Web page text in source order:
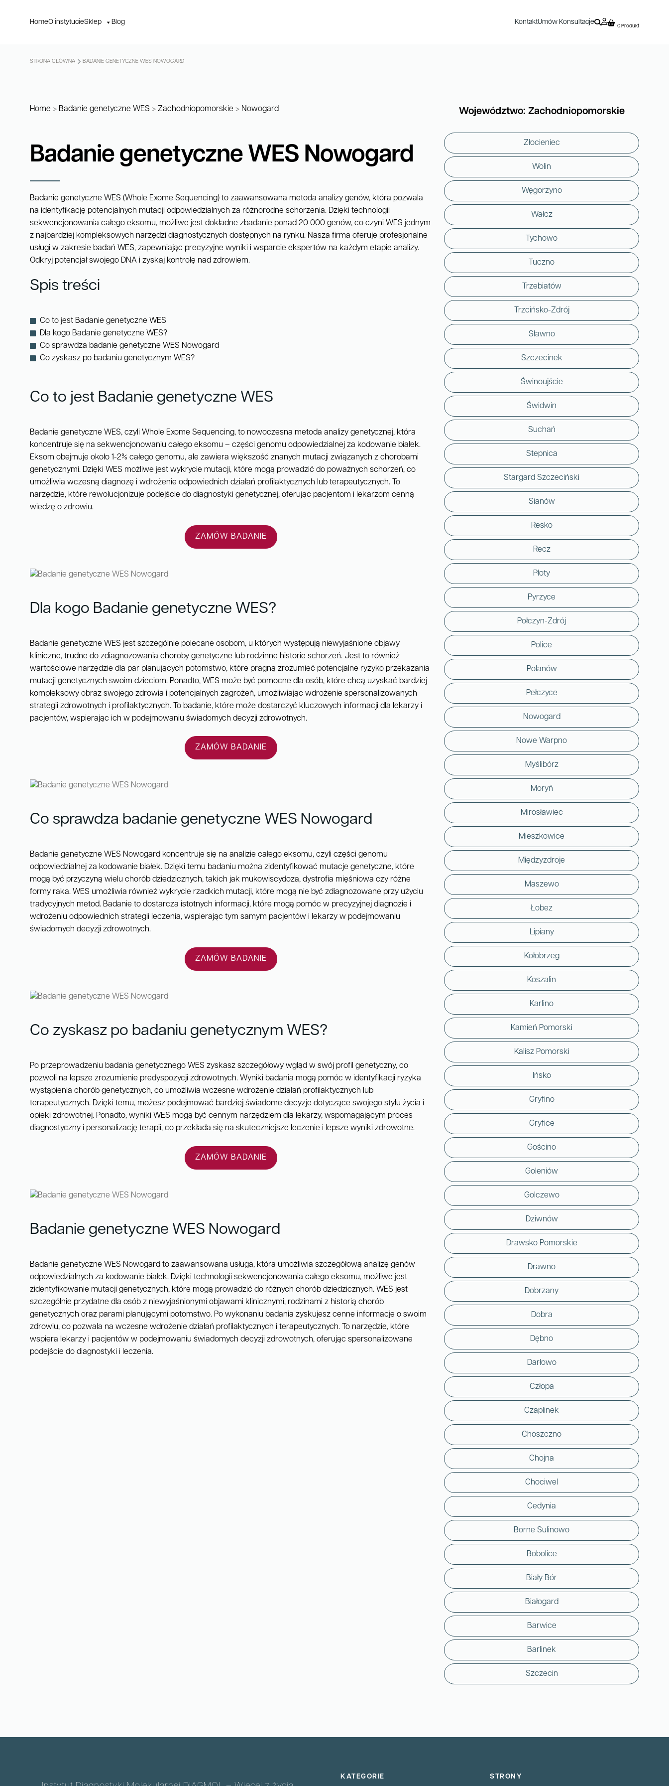
HomeO instytucieSklep Blog KontaktUmów Konsultacje
0 Produkt
STRONA GŁÓWNA BADANIE GENETYCZNE WES NOWOGARD
Home > Badanie genetyczne WES > Zachodniopomorskie > Nowogard
Badanie genetyczne WES Nowogard
Badanie genetyczne WES (Whole Exome Sequencing) to zaawansowana metoda analizy genów, która pozwala
na identyfikację potencjalnych mutacji odpowiedzialnych za różnorodne schorzenia. Dzięki technologii
sekwencjonowania całego eksomu, możliwe jest dokładne zbadanie ponad 20 000 genów, co czyni WES jednym
z najbardziej kompleksowych narzędzi diagnostycznych dostępnych na rynku. Nasza firma oferuje profesjonalne
usługi w zakresie badań WES, zapewniając precyzyjne wyniki i wsparcie ekspertów na każdym etapie analizy.
Odkryj potencjał swojego DNA i zyskaj kontrolę nad zdrowiem.
Spis treści
Co to jest Badanie genetyczne WES
Dla kogo Badanie genetyczne WES?
Co sprawdza badanie genetyczne WES Nowogard
Co zyskasz po badaniu genetycznym WES?
Co to jest Badanie genetyczne WES
Badanie genetyczne WES, czyli Whole Exome Sequencing, to nowoczesna metoda analizy genetycznej, która
koncentruje się na sekwencjonowaniu całego eksomu – części genomu odpowiedzialnej za kodowanie białek.
Eksom obejmuje około 1-2% całego genomu, ale zawiera większość znanych mutacji związanych z chorobami
genetycznymi. Dzięki WES możliwe jest wykrycie mutacji, które mogą prowadzić do poważnych schorzeń, co
umożliwia wczesną diagnozę i wdrożenie odpowiednich działań profilaktycznych lub terapeutycznych. To
narzędzie, które rewolucjonizuje podejście do diagnostyki genetycznej, oferując pacjentom i lekarzom cenną
wiedzę o zdrowiu.
ZAMÓW BADANIE
Dla kogo Badanie genetyczne WES?
Badanie genetyczne WES jest szczególnie polecane osobom, u których występują niewyjaśnione objawy
kliniczne, trudne do zdiagnozowania choroby genetyczne lub rodzinne historie schorzeń. Jest to również
wartościowe narzędzie dla par planujących potomstwo, które pragną zrozumieć potencjalne ryzyko przekazania
mutacji genetycznych swoim dzieciom. Ponadto, WES może być pomocne dla osób, które chcą uzyskać bardziej
kompleksowy obraz swojego zdrowia i potencjalnych zagrożeń, umożliwiając wdrożenie spersonalizowanych
strategii zdrowotnych i profilaktycznych. To badanie, które może dostarczyć kluczowych informacji dla lekarzy i
pacjentów, wspierając ich w podejmowaniu świadomych decyzji zdrowotnych.
ZAMÓW BADANIE
Co sprawdza badanie genetyczne WES Nowogard
Badanie genetyczne WES Nowogard koncentruje się na analizie całego eksomu, czyli części genomu
odpowiedzialnej za kodowanie białek. Dzięki temu badaniu można zidentyfikować mutacje genetyczne, które
mogą być przyczyną wielu chorób dziedzicznych, takich jak mukowiscydoza, dystrofia mięśniowa czy różne
formy raka. WES umożliwia również wykrycie rzadkich mutacji, które mogą nie być zdiagnozowane przy użyciu
tradycyjnych metod. Badanie to dostarcza istotnych informacji, które mogą pomóc w precyzyjnej diagnozie i
wdrożeniu odpowiednich strategii leczenia, wspierając tym samym pacjentów i lekarzy w podejmowaniu
świadomych decyzji zdrowotnych.
ZAMÓW BADANIE
Co zyskasz po badaniu genetycznym WES?
Po przeprowadzeniu badania genetycznego WES zyskasz szczegółowy wgląd w swój profil genetyczny, co
pozwoli na lepsze zrozumienie predyspozycji zdrowotnych. Wyniki badania mogą pomóc w identyfikacji ryzyka
wystąpienia chorób genetycznych, co umożliwia wczesne wdrożenie działań profilaktycznych lub
terapeutycznych. Dzięki temu, możesz podejmować bardziej świadome decyzje dotyczące swojego stylu życia i
opieki zdrowotnej. Ponadto, wyniki WES mogą być cennym narzędziem dla lekarzy, wspomagającym proces
diagnostyczny i personalizację terapii, co przekłada się na skuteczniejsze leczenie i lepsze wyniki zdrowotne.
ZAMÓW BADANIE
Badanie genetyczne WES Nowogard
Badanie genetyczne WES Nowogard to zaawansowana usługa, która umożliwia szczegółową analizę genów
odpowiedzialnych za kodowanie białek. Dzięki technologii sekwencjonowania całego eksomu, możliwe jest
zidentyfikowanie mutacji genetycznych, które mogą prowadzić do różnych chorób dziedzicznych. WES jest
szczególnie przydatne dla osób z niewyjaśnionymi objawami klinicznymi, rodzinami z historią chorób
genetycznych oraz parami planującymi potomstwo. Po wykonaniu badania zyskujesz cenne informacje o swoim
zdrowiu, co pozwala na wczesne wdrożenie działań profilaktycznych i terapeutycznych. To narzędzie, które
wspiera lekarzy i pacjentów w podejmowaniu świadomych decyzji zdrowotnych, oferując spersonalizowane
podejście do diagnostyki i leczenia.
Województwo: Zachodniopomorskie
Złocieniec
Wolin
Węgorzyno
Wałcz
Tychowo
Tuczno
Trzebiatów
Trzcińsko-Zdrój
Sławno
Szczecinek
Świnoujście
Świdwin
Suchań
Stepnica
Stargard Szczeciński
Sianów
Resko
Recz
Płoty
Pyrzyce
Połczyn-Zdrój
Police
Polanów
Pełczyce
Nowogard
Nowe Warpno
Myślibórz
Moryń
Mirosławiec
Mieszkowice
Międzyzdroje
Maszewo
Łobez
Lipiany
Kołobrzeg
Koszalin
Karlino
Kamień Pomorski
Kalisz Pomorski
Ińsko
Gryfino
Gryfice
Gościno
Goleniów
Golczewo
Dziwnów
Drawsko Pomorskie
Drawno
Dobrzany
Dobra
Dębno
Darłowo
Człopa
Czaplinek
Choszczno
Chojna
Chociwel
Cedynia
Borne Sulinowo
Bobolice
Biały Bór
Białogard
Barwice
Barlinek
Szczecin
KATEGORIE STRONY